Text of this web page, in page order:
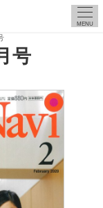
MENU
号